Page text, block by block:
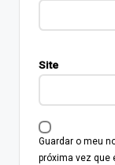
Site
Guardar o meu
próxima vez que